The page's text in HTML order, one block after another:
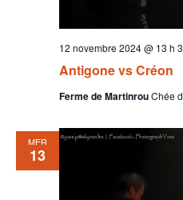
Antigone vs Créon
12 novembre 2024 @ 13 h
Ferme de MartinrouChée
MER
13